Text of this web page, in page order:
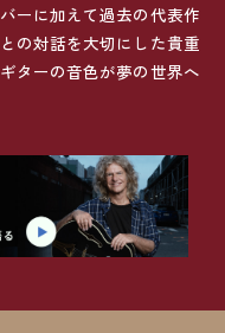
ーに加えて過去の代表作
の対話を大切にした貴重
ターの音色が夢の世界へ